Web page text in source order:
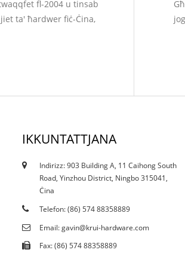
fl-2004 u tinsab
ta' ħardwer fiċ-Ċina,
ta 'Ningbo.
tim ta 'R&D
kunsinna jistgħu jiġu
metall mhux standard
skond it-
tagħna fihom ġewż,
rivets, pinnijiet, molol,
spacers, għata eċċ.,
azzar tal-karbonju,
ram eċċ Fl-istess ħin,
standard stokk bi
viti, woxers u
IKKUNTATTJANA
Indirizz: 903 Building A, 11 Caihong South
Road, Yinzhou District, Ningbo 315041,
Ċina
Telefon: (86) 574 88358889
Email: gavin@krui-hardware.com
Fax: (86) 574 88358889
12/10/21
It-tnaqqis attwali jaffettwa